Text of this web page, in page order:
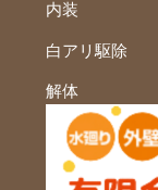
内装
白アリ駆除
解体